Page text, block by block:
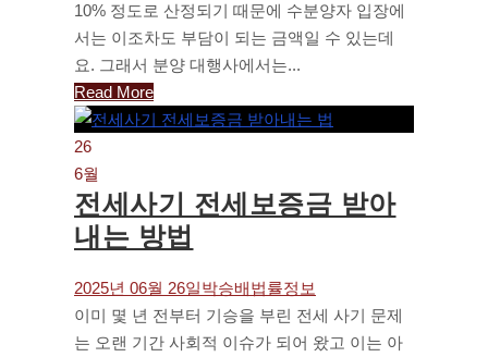
10% 정도로 산정되기 때문에 수분양자 입장에
서는 이조차도 부담이 되는 금액일 수 있는데
요. 그래서 분양 대행사에서는...
Read More
26
6월
전세사기 전세보증금 받아
내는 방법
2025년 06월 26일박승배법률정보
이미 몇 년 전부터 기승을 부린 전세 사기 문제
는 오랜 기간 사회적 이슈가 되어 왔고 이는 아